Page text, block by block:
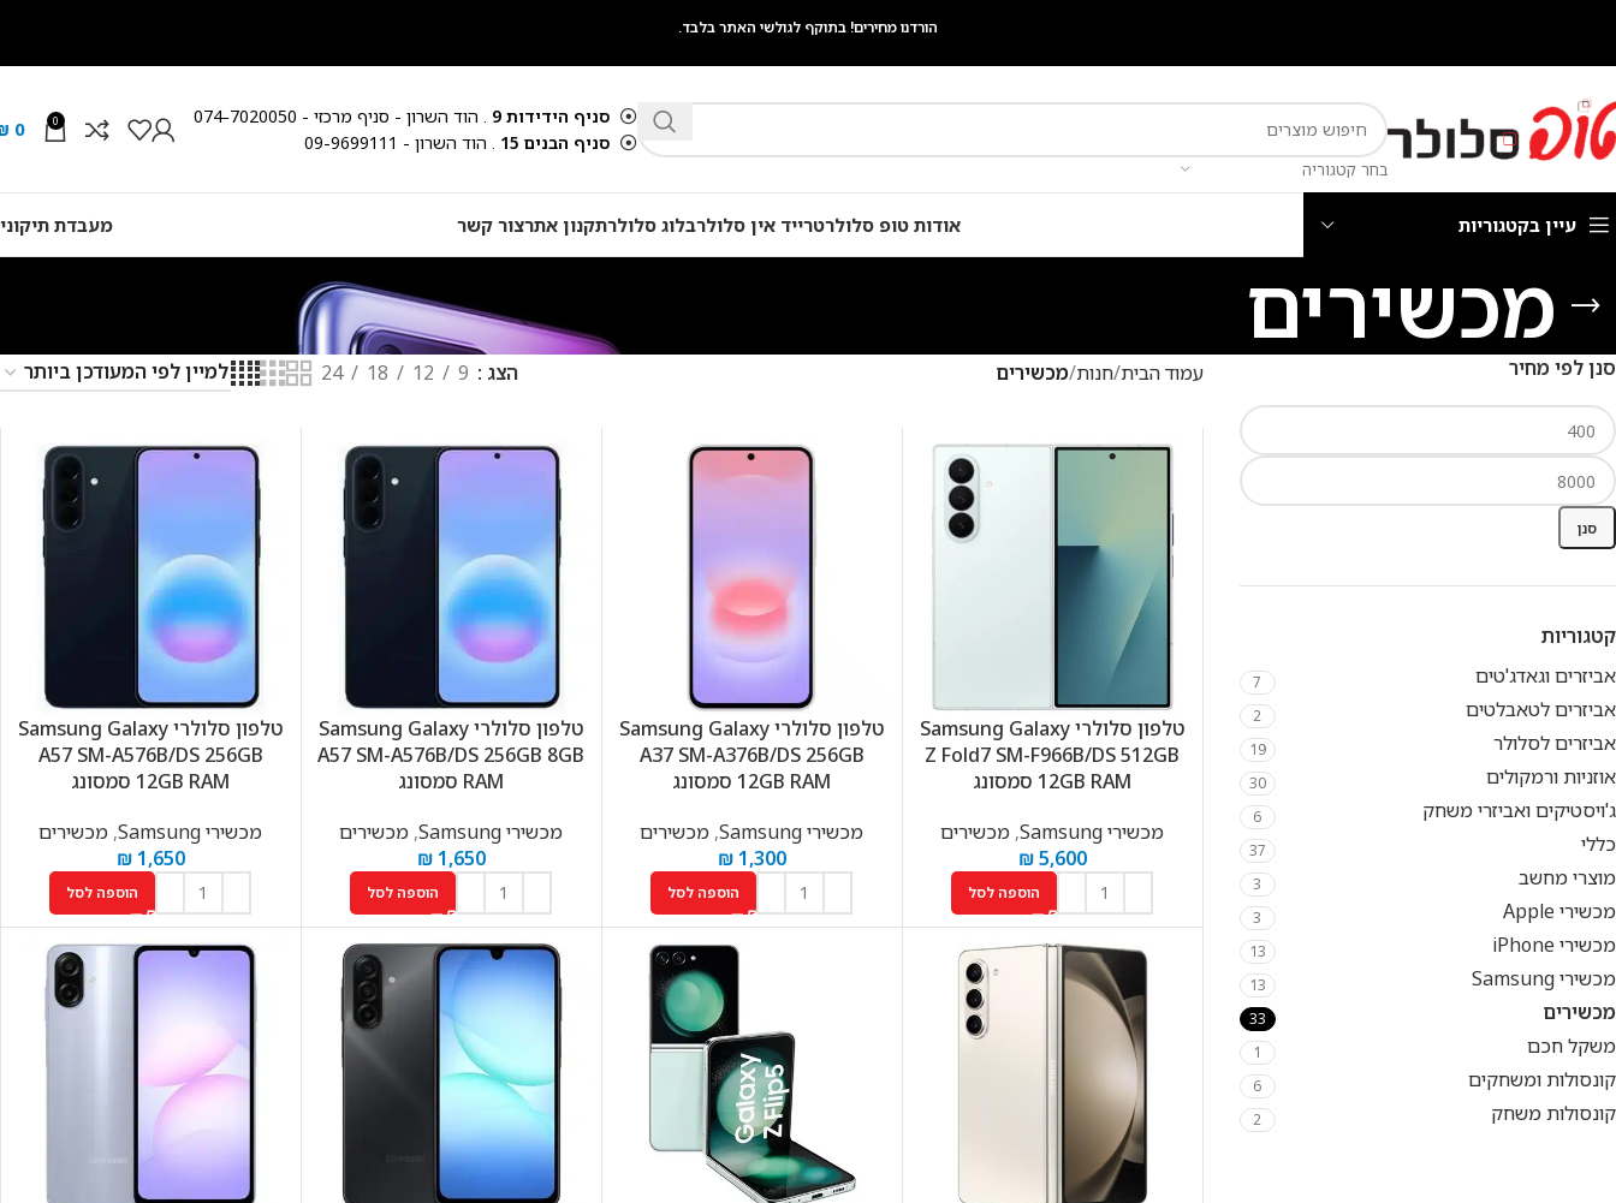
הורדנו מחירים! בתוקף לגולשי האתר בלבד.
בחר קטגוריה
סניף הידידות 9
. הוד השרון - סניף מרכזי - 074-7020050
סניף הבנים 15
. הוד השרון - 09-9699111
0
0
עיין בקטגוריות אודות טופ סלולרטרייד אין סלולרבלוג סלולרתקנון אתרצור קשר מעבדת
מכשירים
סנן לפי מחיר
סנן
קטגוריות
אביזרים וגאדג'טים
7
אביזרים לטאבלטים 2
אביזרים לסלולר 19
אוזניות ורמקולים 30
ג'ויסטיקים ואביזרי משחק 6
כללי 37
מוצרי מחשב 3
מכשירי Apple 3
מכשירי iPhone 13
מכשירי Samsung 13
מכשירים 33
משקל חכם 1
קונסולות ומשחקים 6
קונסולות משחק 2
עמוד הבית חנות מכשירים הצג 9
12
18
24
טלפון סלולרי Samsung Galaxy
Z Fold7 SM-F966B/DS 512GB
12GB RAM סמסונג
מכשירי Samsung
, מכשירים
₪5,600
הוספה לסל
טלפון סלולרי Samsung Galaxy
A37 SM-A376B/DS 256GB
12GB RAM סמסונג
מכשירי Samsung
, מכשירים
₪1,300
הוספה לסל
טלפון סלולרי Samsung Galaxy
A57 SM-A576B/DS 256GB 8GB
RAM סמסונג
מכשירי Samsung
, מכשירים
₪1,650
הוספה לסל
טלפון סלולרי Samsung Galaxy
A57 SM-A576B/DS 256GB
12GB RAM סמסונג
מכשירי Samsung
, מכשירים
₪1,650
הוספה לסל